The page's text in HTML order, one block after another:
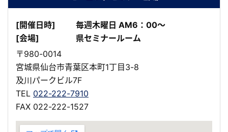
[開催日時]
毎週木曜日 AM6：00～
[会場]
県セミナールーム
〒980-0014
宮城県仙台市青葉区本町1丁目3-8
及川パークビル7F
TEL 022-222-7910
FAX 022-222-1527